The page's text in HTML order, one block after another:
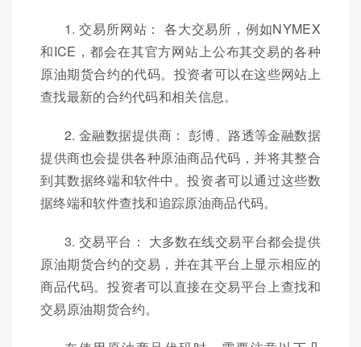
1. 交易所网站： 各大交易所，例如NYMEX
和ICE，都会在其官方网站上公布其交易的各种
原油期货合约的代码。投资者可以在这些网站上
查找最新的合约代码和相关信息。
2. 金融数据提供商： 彭博、路透等金融数据
提供商也会提供各种原油商品代码，并将其整合
到其数据终端和软件中。投资者可以通过这些数
据终端和软件查找和追踪原油商品代码。
3. 交易平台： 大多数在线交易平台都会提供
原油期货合约的交易，并在其平台上显示相应的
商品代码。投资者可以直接在交易平台上查找和
交易原油期货合约。